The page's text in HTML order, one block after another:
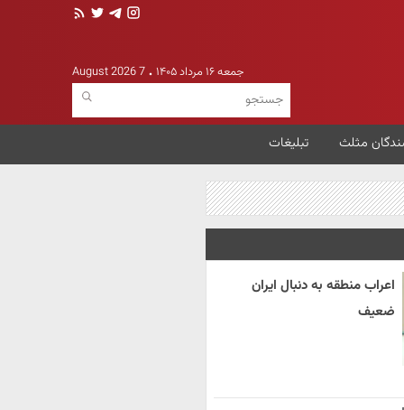
جمعه ۱۶ مرداد ۱۴۰۵ 7 August 2026
مثلث تبلیغات
اعراب منطقه به دنبال ایران
ضعیف